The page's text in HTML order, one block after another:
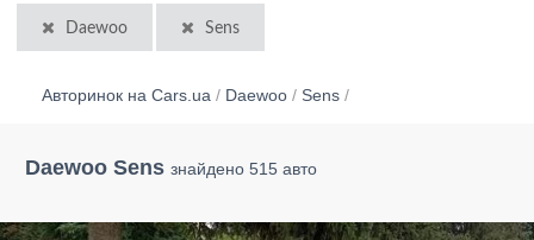
Daewoo Sens
Авторинок на Cars.ua / Daewoo / Sens /
Daewoo Sens знайдено 515 авто